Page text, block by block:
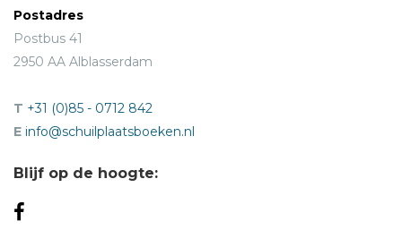
Postadres
Postbus 41
2950 AA Alblasserdam
T +31 (0)85 - 0712 842
E info@schuilplaatsboeken.nl
Blijf op de hoogte: